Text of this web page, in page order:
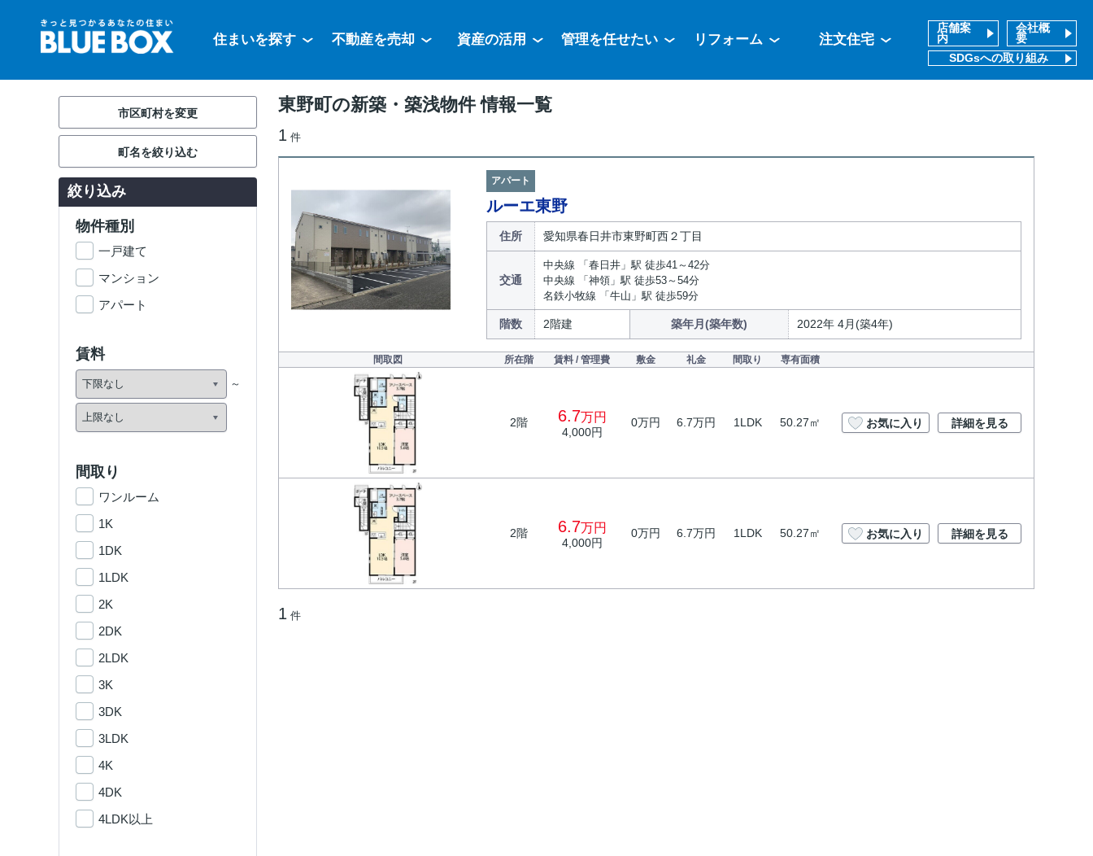
住まいを探す 不動産を売却 資産の活用 管理を任せたい リフォーム 注文住宅
店舗案
内
会社概
要
SDGsへの取り組み
東野町の新築・築浅物件 情報一覧
1 件
アパート
ルーエ東野
住所 愛知県春日井市東野町西２丁目
交通
中央線 「春日井」駅 徒歩41～42分
中央線 「神領」駅 徒歩53～54分
名鉄小牧線 「牛山」駅 徒歩59分
階数 2階建 築年月(築年数) 2022年 4月(築4年)
間取図 所在階 賃料 / 管理費 敷金 礼金 間取り 専有面積
2階 6.7万円
4,000円
0万円 6.7万円 1LDK 50.27㎡ お気に入り 詳細を見る
2階 6.7万円
4,000円
0万円 6.7万円 1LDK 50.27㎡ お気に入り 詳細を見る
1 件
市区町村を変更
町名を絞り込む
絞り込み
物件種別
一戸建て
マンション
アパート
賃料
間取り
ワンルーム
1K
1DK
1LDK
2K
2DK
2LDK
3K
3DK
3LDK
4K
4DK
4LDK以上